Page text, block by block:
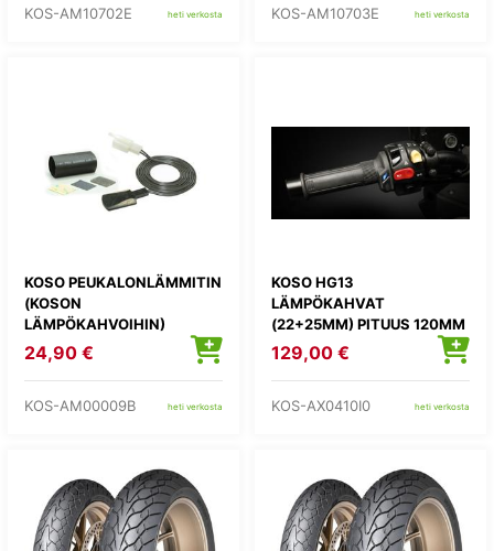
KOS-AM10702E heti verkosta KOS-AM10703E heti verkosta
KOSO PEUKALONLÄMMITIN
(KOSON
LÄMPÖKAHVOIHIN)
24,90 €
KOS-AM00009B heti verkosta
KOSO HG13
LÄMPÖKAHVAT
(22+25MM) PITUUS 120MM
129,00 €
KOS-AX0410I0 heti verkosta